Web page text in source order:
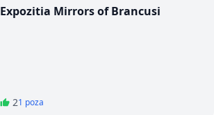
Expozitia Mirrors of Brancusi
21 poza